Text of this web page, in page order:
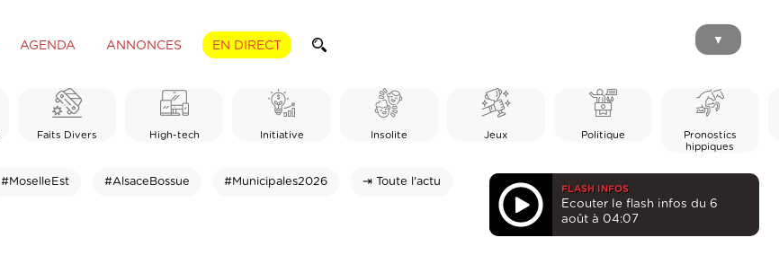
AGENDA ANNONCES EN DIRECT ▼
Faits Divers High-tech Initiative Insolite Jeux Politique
Pronostics
hippiques
#MoselleEst #AlsaceBossue #Municipales2026 ⇥ Toute l'actu
FLASH INFOS
Ecouter le flash infos du 6
août à 04:07